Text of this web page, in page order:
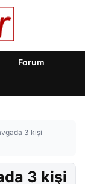
Forum
3 kişi
3 kişi